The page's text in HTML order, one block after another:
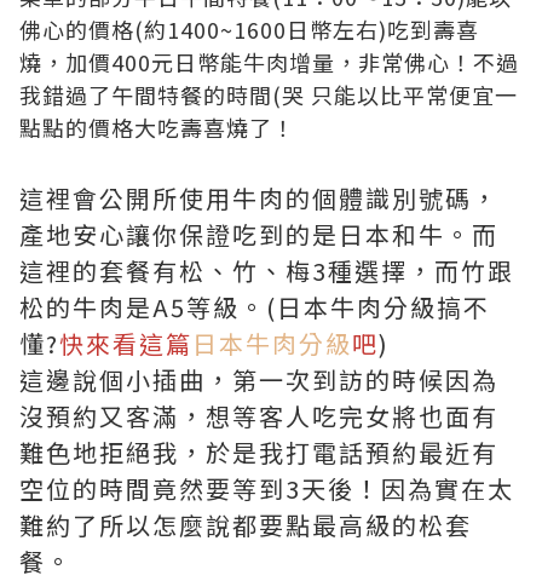
佛心的價格(約1400~1600日幣左右)吃到壽喜
燒，加價400元日幣能牛肉增量，非常佛心！不過
我錯過了午間特餐的時間(哭 只能以比平常便宜一
點點的價格大吃壽喜燒了！
這裡會公開所使用牛肉的個體識別號碼，
產地安心讓你保證吃到的是日本和牛。而
這裡的套餐有松、竹、梅3種選擇，而竹跟
松的牛肉是A5等級。(日本牛肉分級搞不
懂?快來看這篇日本牛肉分級吧)
這邊說個小插曲，第一次到訪的時候因為
沒預約又客滿，想等客人吃完女將也面有
難色地拒絕我，於是我打電話預約最近有
空位的時間竟然要等到3天後！因為實在太
難約了所以怎麼說都要點最高級的松套
餐。